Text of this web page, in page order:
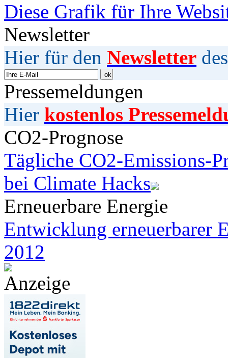
Diese Grafik für Ihre
Newsletter
Hier für den Newsletter
Pressemeldungen
Hier kostenlos
CO2-Prognose
Tägliche CO2-Emissions-
bei Climate Hacks
Erneuerbare Energie
Entwicklung erneuerbarer
2012
Anzeige